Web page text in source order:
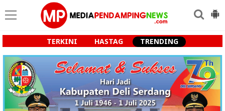
TERKINI HASTAG TRENDING